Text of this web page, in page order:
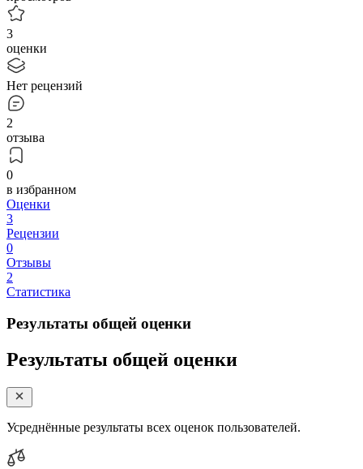
3
оценки
Нет рецензий
2
отзыва
0
в избранном
Оценки
3
Рецензии
0
Отзывы
2
Статистика
Результаты общей оценки
Результаты общей оценки
Усреднённые результаты всех оценок пользователей.